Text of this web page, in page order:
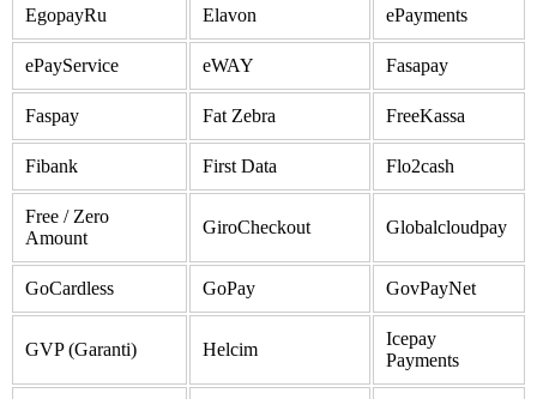
EgopayRu Elavon ePayments
ePayService eWAY Fasapay
Faspay Fat Zebra FreeKassa
Fibank First Data Flo2cash
Free / Zero
Amount
GiroCheckout Globalcloudpay
GoCardless GoPay GovPayNet
GVP (Garanti) Helcim
Icepay
Payments